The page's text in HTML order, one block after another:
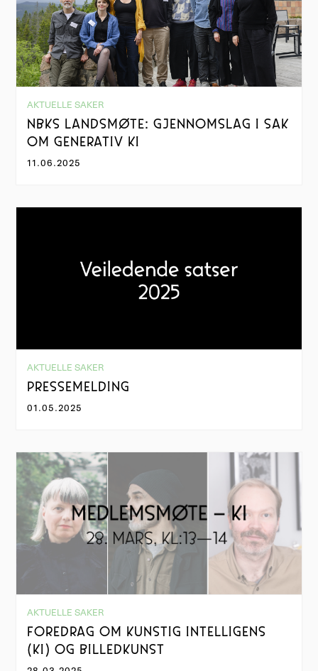
AKTUELLE SAKER
NBKS LANDSMØTE: GJENNOMSLAG I SAK
OM GENERATIV KI
11.06.2025
AKTUELLE SAKER
PRESSEMELDING
01.05.2025
AKTUELLE SAKER
FOREDRAG OM KUNSTIG INTELLIGENS
(KI) OG BILLEDKUNST